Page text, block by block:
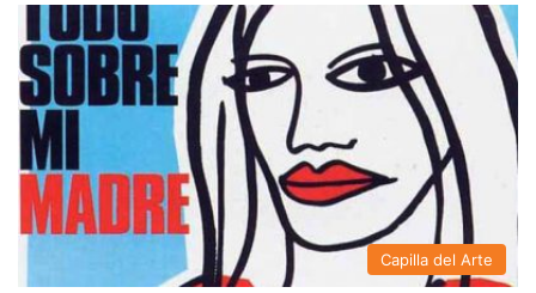
Capilla del Arte